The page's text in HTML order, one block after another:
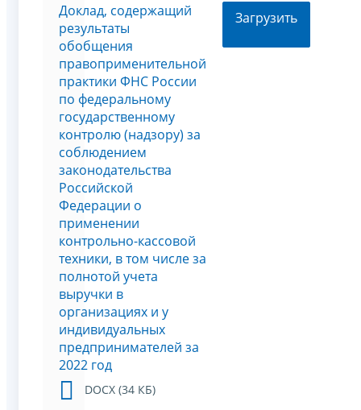
Доклад, содержащий
результаты
обобщения
правоприменительной
практики ФНС России
по федеральному
государственному
контролю (надзору) за
соблюдением
законодательства
Российской
Федерации о
применении
контрольно-кассовой
техники, в том числе за
полнотой учета
выручки в
организациях и у
индивидуальных
предпринимателей за
2022 год
DOCX (34 КБ)
Загрузить